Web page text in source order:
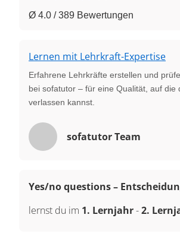
Ø 4.0 / 389 Bewertungen
Lernen mit Lehrkraft-Expertise
Erfahrene Lehrkräfte erstellen und
bei sofatutor – für eine Qualität, auf die
verlassen kannst.
sofatutor Team
Yes/no questions –
lernst du im 1. Lernjahr-2.